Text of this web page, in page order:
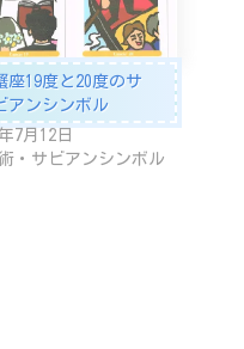
座19度と20度のサ
アンシンボル
7月12日
・サビアンシンボル